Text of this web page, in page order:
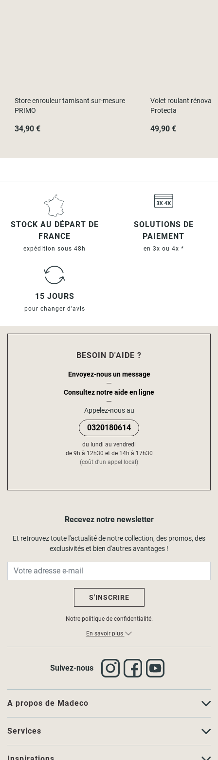
Store enrouleur tamisant sur-mesure
PRIMO
34,90 €
Volet roulant
Protecta
49,90 €
STOCK AU DÉPART DE
FRANCE
expédition sous 48h
SOLUTIONS DE
PAIEMENT
en 3x ou 4x *
15 JOURS
pour changer d'avis
A propos de Madeco
Services
Recevez notre newsletter
Et retrouvez toute l'actualité de notre collection, des promos, des
exclusivités et bien d'autres avantages !
S'INSCRIRE
Notre politique de confidentialité.
En savoir plus
Suivez-nous
BESOIN D'AIDE ?
Envoyez-nous un message
Consultez notre aide en ligne
Appelez-nous au
0320180614
du lundi au vendredi
de 9h à 12h30 et de 14h à 17h30
(coût d'un appel local)